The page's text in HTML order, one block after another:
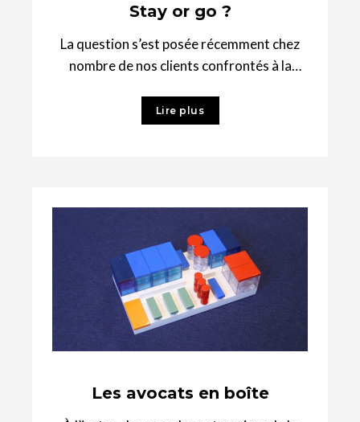
Stay or go ?
La question s’est posée récemment chez
nombre de nos clients confrontés à la
variation,
Lire plus
Les avocats en boîte